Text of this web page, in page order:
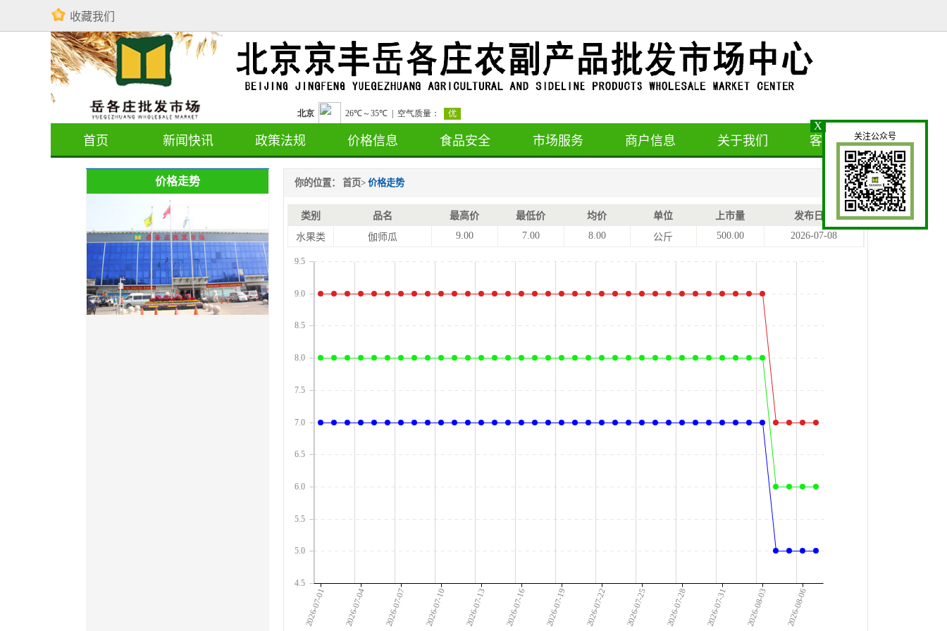
收藏我们
首页 新闻快讯 政策法规 价格信息 食品安全 市场服务 商户信息 关于我们 客户留言
价格走势 你的位置： 首页> 价格走势
类别 品名 最高价 最低价 均价 单位 上市量
发布日期
水果类
伽师瓜 9.00 7.00 8.00 公斤 500.00 2026-07-08
2026-07-01 2026-07-04 2026-07-07 2026-07-10 2026-07-13 2026-07-16 2026-07-19 2026-07-22 2026-07-25 2026-07-28 2026-07-31 2026-08-03 2026-08-06
4.5
5.0
5.5
6.0
6.5
7.0
7.5
8.0
8.5
9.0
9.5
关注公众号
X